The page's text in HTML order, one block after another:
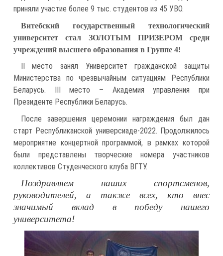
приняли участие более 9 тыс. студентов из 45 УВО.
Витебский государственный технологический
университет стал ЗОЛОТЫМ ПРИЗЕРОМ среди
учреждений высшего образования в Группе 4!
II место занял Университет гражданской защиты
Министерства по чрезвычайным ситуациям Республики
Беларусь. III место – Академия управления при
Президенте Республики Беларусь.
После завершения церемонии награждения был дан
старт Республиканской универсиаде-2022. Продолжилось
мероприятие концертной программой, в рамках которой
были представлены творческие номера участников
коллективов Студенческого клуба ВГТУ.
Поздравляем наших спортсменов,
руководителей, а также всех, кто внес
значимый вклад в победу нашего
университета!